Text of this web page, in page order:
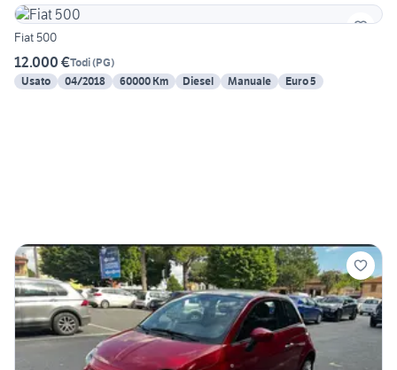
Fiat 500
12.000 €Todi(PG)
Usato
04/2018 60000 Km Diesel Manuale Euro 5